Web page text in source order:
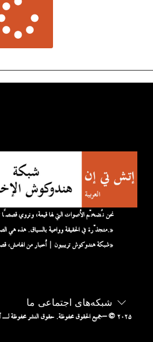
شبکه‌های اجتماعی ما
– © ۲۰۲۵جميع الحقوق محفوظة. حقوق النشر محفوظة لـ HTN العربية.
متجذّرة في الحقيقة وواعية بالسياق. هذه هي الصحافة من الهوامش.»
«شبكة هندوكوش تريبيون | أخبار من الهامش، قصص من المنبع»